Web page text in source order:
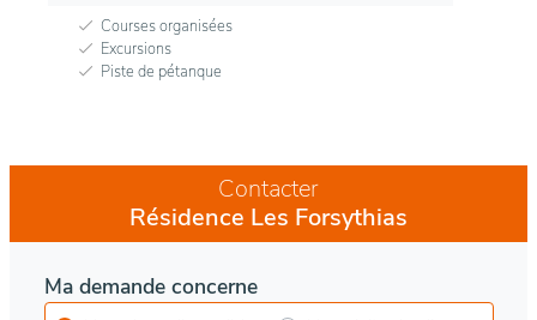
Courses organisées
Excursions
Piste de pétanque
Contacter
Résidence Les Forsythias
Ma demande concerne